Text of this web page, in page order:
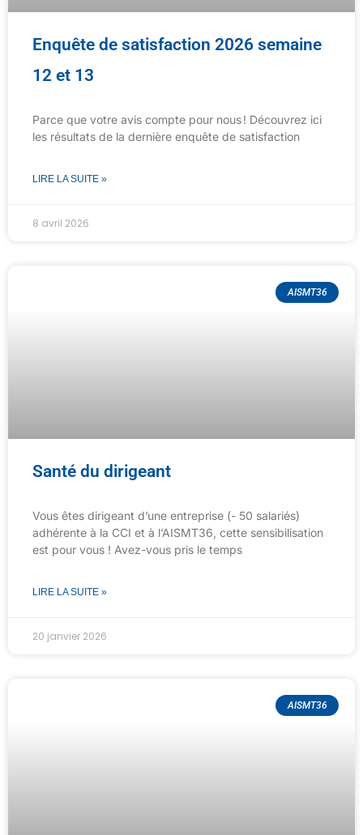
Enquête de satisfaction 2026 semaine
12 et 13
Parce que votre avis compte pour nous ! Découvrez ici
les résultats de la dernière enquête de satisfaction
LIRE LA SUITE »
8 avril 2026
AISMT36
Santé du dirigeant
Vous êtes dirigeant d’une entreprise (- 50 salariés)
adhérente à la CCI et à l’AISMT36, cette sensibilisation
est pour vous ! Avez-vous pris le temps
LIRE LA SUITE »
20 janvier 2026
AISMT36